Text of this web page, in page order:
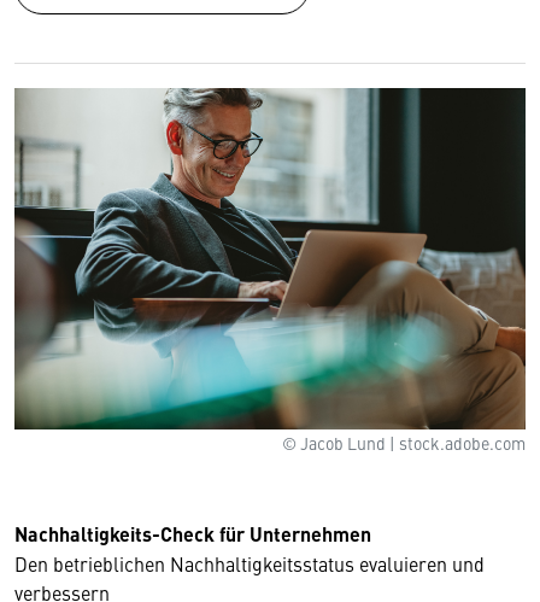
© Jacob Lund | stock.adobe.com
Nachhaltigkeits-Check für Unternehmen
Den betrieblichen Nachhaltigkeitsstatus evaluieren und
verbessern